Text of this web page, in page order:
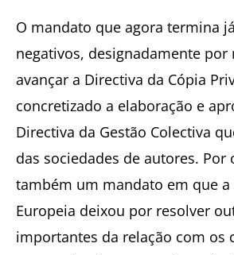
O mandato que agora termina
negativos, designadamente por
avançar a Directiva da Cópia
concretizado a elaboração e
Directiva da Gestão Colectiva
das sociedades de autores. Por
também um mandato em que a
Europeia deixou por resolver
importantes da relação com os